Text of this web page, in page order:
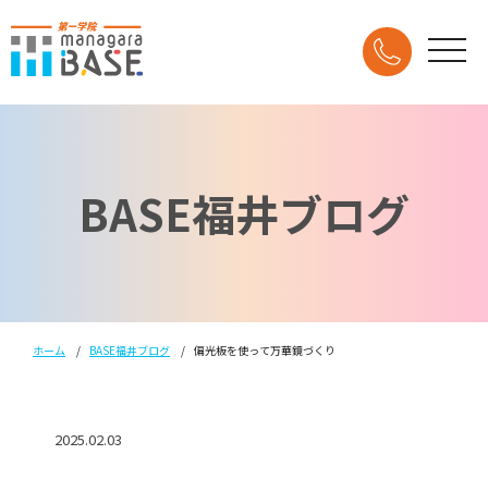
BASE福井ブログ
ホーム BASE福井ブログ 偏光板を使って万華鏡づくり
2025.02.03